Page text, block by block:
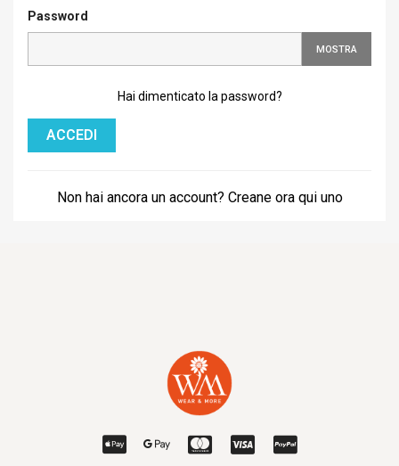
Password
MOSTRA
Hai dimenticato la password?
ACCEDI
Non hai ancora un account? Creane ora qui uno